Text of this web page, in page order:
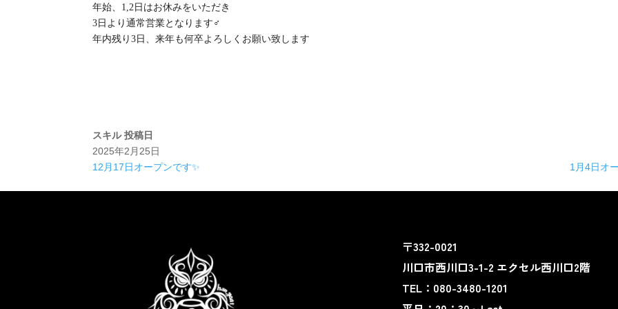
年始、1,2日はお休みをいただき
3日より通常営業となります‍♂️
年内残り3日、来年も何卒よろしくお願い致します
スキル 投稿日
2025年2月25日
12月17日オープンです✨
1月4日オ
〒332-0021
川口市西川口3-1-2 エクセル西川口2階
TEL：080-3480-1201